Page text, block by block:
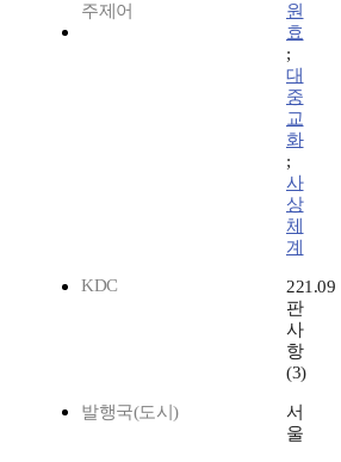
주제어
원
효
;
대
중
교
화
;
사
상
체
계
KDC
221.09
판
사
항
(3)
발행국(도시)
서
울